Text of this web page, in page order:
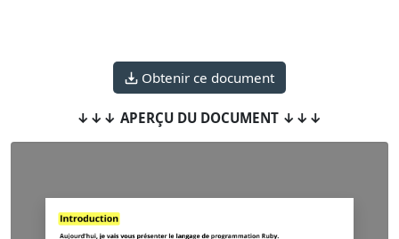
Obtenir ce document
↓↓↓ APERÇU DU DOCUMENT ↓↓↓